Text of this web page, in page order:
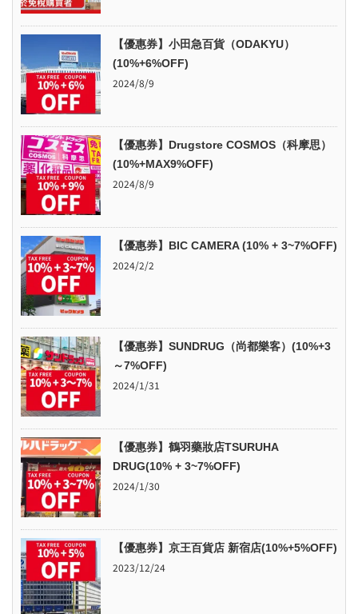
【優惠券】小田急百貨（ODAKYU）
(10%+6%OFF)
2024/8/9
【優惠券】Drugstore COSMOS（科摩思）
(10%+MAX9%OFF)
2024/8/9
【優惠券】BIC CAMERA (10% + 3~7%OFF)
2024/2/2
【優惠券】SUNDRUG（尚都樂客）(10%+3
～7%OFF)
2024/1/31
【優惠券】鶴羽藥妝店TSURUHA
DRUG(10% + 3~7%OFF)
2024/1/30
【優惠券】京王百貨店 新宿店(10%+5%OFF)
2023/12/24